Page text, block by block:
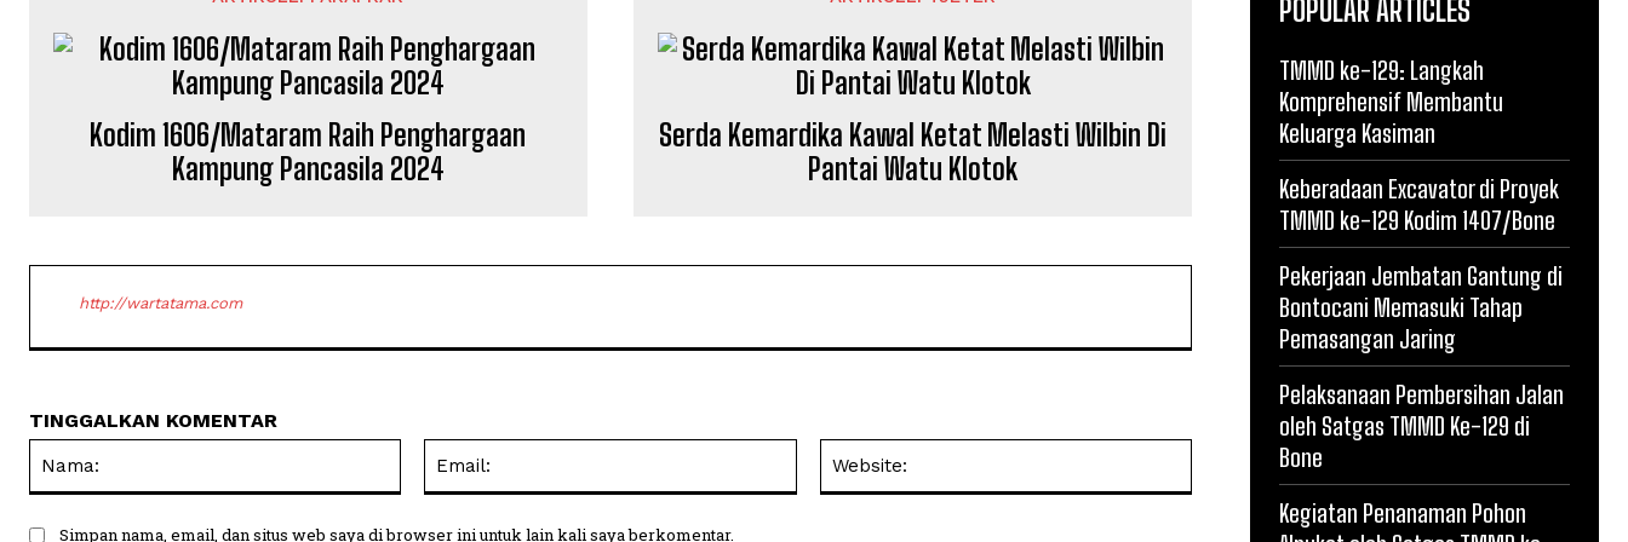
Kodim 1606/Mataram Raih Penghargaan
Kampung Pancasila 2024
Serda Kemardika Kawal Ketat Melasti Wilbin Di
Pantai Watu Klotok
http://wartatama.com
TINGGALKAN KOMENTAR
Simpan nama, email, dan situs web saya di browser ini untuk lain kali saya berkomentar.
POPULAR ARTICLES
TMMD ke-129: Langkah
Komprehensif Membantu
Keluarga Kasiman
Keberadaan Excavator di Proyek
TMMD ke-129 Kodim 1407/Bone
Pekerjaan Jembatan Gantung di
Bontocani Memasuki Tahap
Pemasangan Jaring
Pelaksanaan Pembersihan Jalan
oleh Satgas TMMD Ke-129 di
Bone
Kegiatan Penanaman Pohon